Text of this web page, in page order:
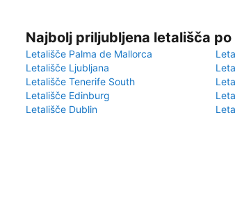
Najbolj priljubljena letališča
Letališče Palma de Mallorca
Letališče Ljubljana
Letališče Tenerife South
Letališče Edinburg
Letališče Dublin